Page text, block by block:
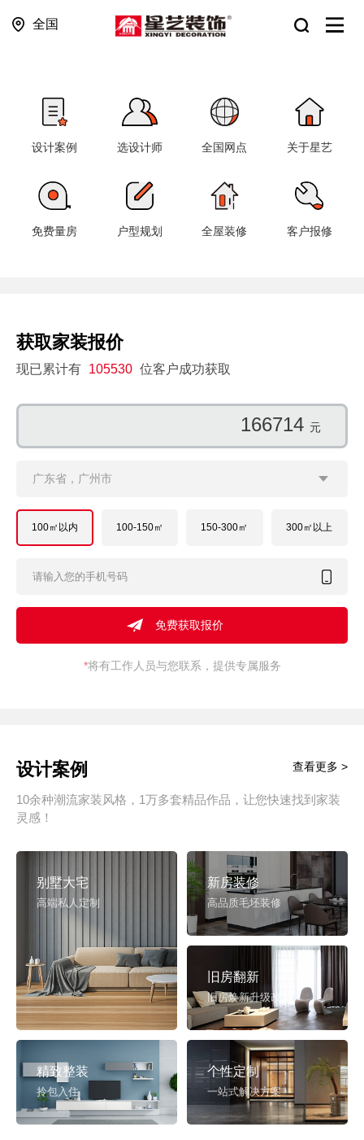
全国
设计案例 选设计师 全国网点 关于星艺
免费量房 户型规划 全屋装修 客户报修
获取家装报价
现已累计有 105530 位客户成功获取
142813 元
广东省，广州市
100㎡以内 100-150㎡ 150-300㎡ 300㎡以上
*将有工作人员与您联系，提供专属服务
设计案例
10余种潮流家装风格，1万多套精品作品，让您快速找到家装
灵感！
查看更多 >
别墅大宅
高端私人定制
新房装修
高品质毛坯装修
旧房翻新
旧房焕新升级改造
精致整装
拎包入住
个性定制
一站式解决方案